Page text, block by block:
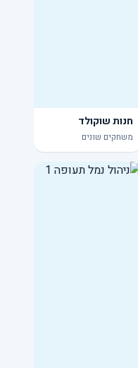
חנות שוקולד
משחקים שונים